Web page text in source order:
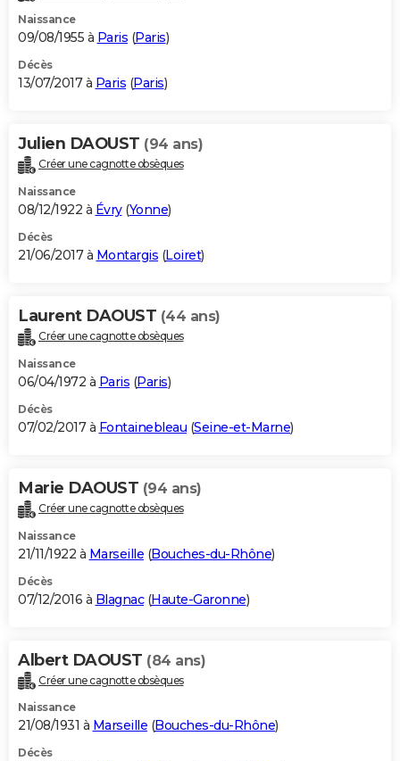
Naissance
09/08/1955 à Paris (Paris)
Décès
13/07/2017 à Paris (Paris)
Julien DAOUST (94 ans)
Créer une cagnotte obsèques
Naissance
08/12/1922 à Évry(Yonne)
Décès
21/06/2017 à Montargis (Loiret)
Laurent DAOUST (44 ans)
Créer une cagnotte obsèques
Naissance
06/04/1972 à Paris (Paris)
Décès
07/02/2017 à Fontainebleau (Seine-et-Marne)
Marie DAOUST (94 ans)
Créer une cagnotte obsèques
Naissance
21/11/1922 à Marseille (Bouches-du-Rhône)
Décès
07/12/2016 à Blagnac(Haute-Garonne)
Albert DAOUST (84 ans)
Créer une cagnotte obsèques
Naissance
21/08/1931 à Marseille (Bouches-du-Rhône)
Décès